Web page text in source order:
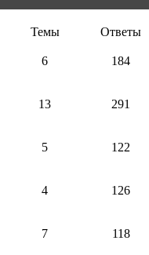
Темы Ответы
6 184
13 291
5 122
4 126
7 118